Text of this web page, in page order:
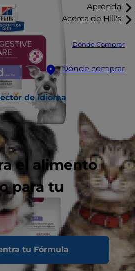
Aprenda
Acerca de Hill's
Dónde Comprar
Dónde comprar
de idioma
el alimento
para tu
tu Fórmula